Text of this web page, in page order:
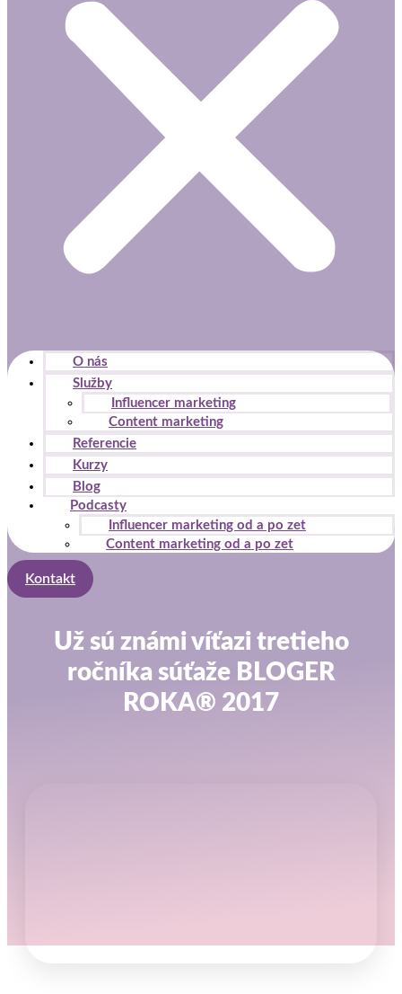
O nás
Služby
Influencer marketing
Content marketing
Referencie
Kurzy
Blog
Podcasty
Influencer marketing od a po zet
Content marketing od a po zet
Kontakt
Už sú známi víťazi tretieho
ročníka súťaže BLOGER
ROKA® 2017